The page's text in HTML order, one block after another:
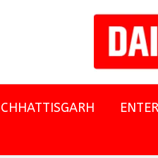
CHHATTISGARH